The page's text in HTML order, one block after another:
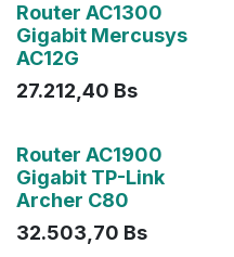
Router AC1300
Gigabit Mercusys
AC12G
27.212,40 Bs
Agotado
Router AC1900
Gigabit TP-Link
Archer C80
32.503,70 Bs